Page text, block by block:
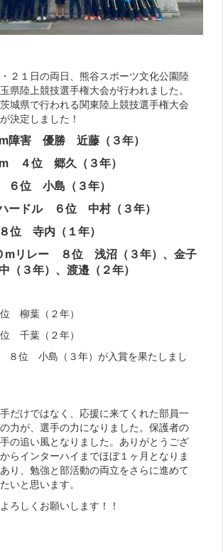
２１日の両日、熊谷スポーツ文化公園陸
県陸上競技選手権大会が行われました。
城県で行われる関東陸上競技選手権大会
決定しました！
障害 優勝 近藤（３年）
４位 郷久（３年）
６位 小島（３年）
ードル ６位 中村（３年）
位 寺内（１年）
mリレー ８位 浅沼（３年）、金子
（３年）、渡邉（２年）
柳葉（２年）
千葉（２年）
８位 小島（３年）が入賞を果たしまし
だけではなく、応援に来てくれた部員一
力が、選手の力になりました。保護者の
の追い風となりました。ありがとうござ
らインターハイまでほぼ１ヶ月となりま
り、勉強と部活動の両立をさらに進めて
いと思います。
ろしくお願いします！！